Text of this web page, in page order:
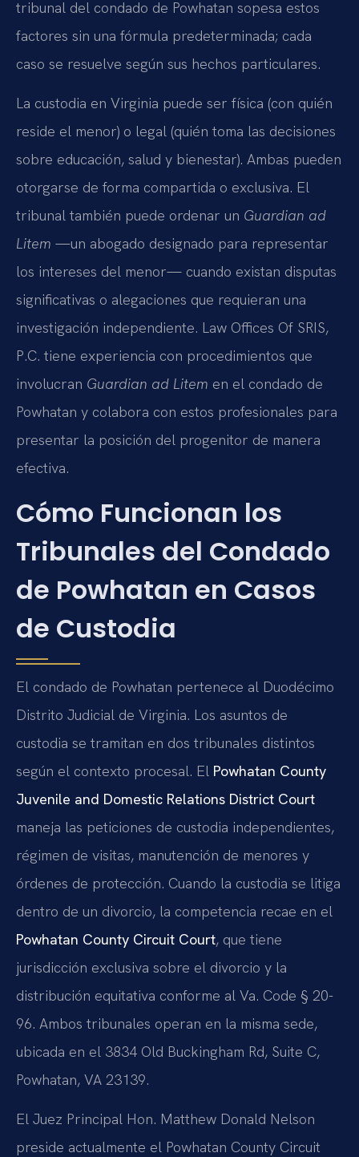
tribunal del condado de Powhatan sopesa estos
factores sin una fórmula predeterminada; cada
caso se resuelve según sus hechos particulares.
La custodia en Virginia puede ser física (con quién
reside el menor) o legal (quién toma las decisiones
sobre educación, salud y bienestar). Ambas pueden
otorgarse de forma compartida o exclusiva. El
tribunal también puede ordenar un Guardian ad
Litem —un abogado designado para representar
los intereses del menor— cuando existan disputas
significativas o alegaciones que requieran una
investigación independiente. Law Offices Of SRIS,
P.C. tiene experiencia con procedimientos que
involucran Guardian ad Litem en el condado de
Powhatan y colabora con estos profesionales para
presentar la posición del progenitor de manera
efectiva.
Cómo Funcionan los
Tribunales del Condado
de Powhatan en Casos
de Custodia
El condado de Powhatan pertenece al Duodécimo
Distrito Judicial de Virginia. Los asuntos de
custodia se tramitan en dos tribunales distintos
según el contexto procesal. El Powhatan County
Juvenile and Domestic Relations District Court
maneja las peticiones de custodia independientes,
régimen de visitas, manutención de menores y
órdenes de protección. Cuando la custodia se litiga
dentro de un divorcio, la competencia recae en el
Powhatan County Circuit Court, que tiene
jurisdicción exclusiva sobre el divorcio y la
distribución equitativa conforme al Va. Code § 20-
96. Ambos tribunales operan en la misma sede,
ubicada en el 3834 Old Buckingham Rd, Suite C,
Powhatan, VA 23139.
El Juez Principal Hon. Matthew Donald Nelson
preside actualmente el Powhatan County Circuit